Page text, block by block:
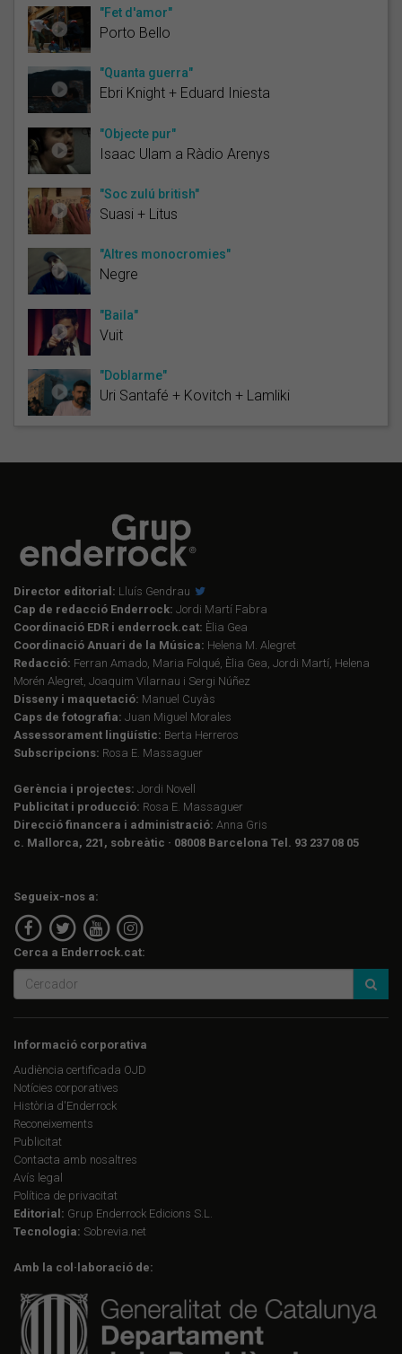
"Fet d'amor"
Porto Bello
"Quanta guerra"
Ebri Knight + Eduard Iniesta
"Objecte pur"
Isaac Ulam a Ràdio Arenys
"Soc zulú british"
Suasi + Litus
"Altres monocromies"
Negre
"Baila"
Vuit
"Doblarme"
Uri Santafé + Kovitch + Lamliki
Director editorial: Lluís Gendrau
Cap de redacció Enderrock: Jordi Martí Fabra
Coordinació EDR i enderrock.cat: Èlia Gea
Coordinació Anuari de la Música: Helena M. Alegret
Redacció: Ferran Amado, Maria Folqué, Èlia Gea, Jordi Martí, Helena
Morén Alegret, Joaquim Vilarnau i Sergi Núñez
Disseny i maquetació: Manuel Cuyàs
Caps de fotografia: Juan Miguel Morales
Assessorament lingüístic: Berta Herreros
Subscripcions: Rosa E. Massaguer
Gerència i projectes: Jordi Novell
Publicitat i producció: Rosa E. Massaguer
Direcció financera i administració: Anna Gris
c. Mallorca, 221, sobreàtic · 08008 Barcelona Tel. 93 237 08 05
Segueix-nos a:
Cerca a Enderrock.cat:
Informació corporativa
Audiència certificada OJD
Notícies corporatives
Història d'Enderrock
Reconeixements
Publicitat
Contacta amb nosaltres
Avís legal
Política de privacitat
Editorial: Grup Enderrock Edicions S.L.
Tecnologia: Sobrevia.net
Amb la col·laboració de: